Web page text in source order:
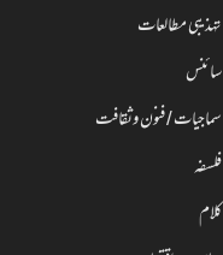
تہذیبی مطالعات
سائنس
سماجیات / فنون وثقافت
فلسفہ
کلام